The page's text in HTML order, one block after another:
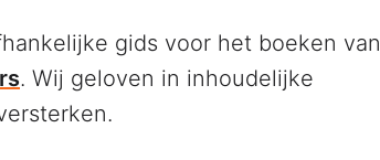
gids voor het boeken van
. Wij geloven in inhoudelijke